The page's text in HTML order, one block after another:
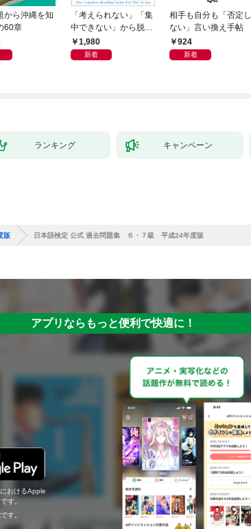
から沖縄を知
60章
「考えられない」「集
中できない」から脱
却！ AI時代の読む技
術大全
1,980
新着
相手も自分も「否定し
ない」言い換え手帖
924
新着
ランキング キャンペーン
版 日本語検定 公式 過去問題集 ６・７級 平成24年度版
アプリならもっと便利で快適に！
おけるApple
す。
す。